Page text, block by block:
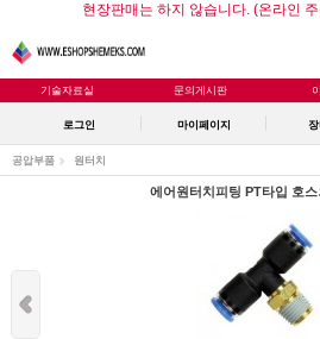
현장판매는 하지 않습니다. (온라인
기술자료실 문의게시판
로그인 마이페이지 장
공압부품 원터치
에어원터치피팅 PT타입 호